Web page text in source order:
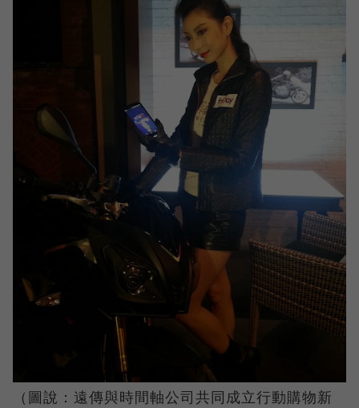
（圖說：遠傳與時間軸公司共同成立行動購物新